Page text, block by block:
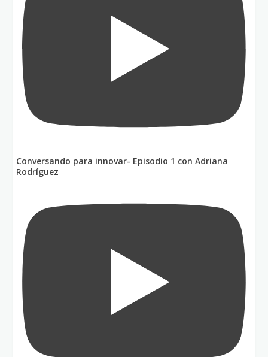
Conversando para innovar- Episodio 1 con Adriana
Rodríguez